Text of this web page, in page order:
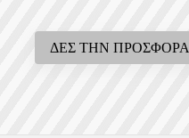
ΔΕΣ ΤΗΝ ΠΡΟΣΦΟΡΑ